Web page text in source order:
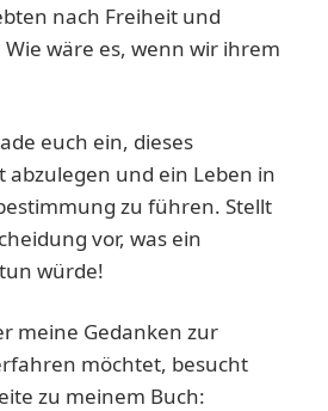
nach Freiheit und
wäre es, wenn wir ihrem
euch ein, dieses
abzulegen und ein Leben in
zu führen. Stellt
vor, was ein
würde!
meine Gedanken zur
möchtet, besucht
zu meinem Buch: